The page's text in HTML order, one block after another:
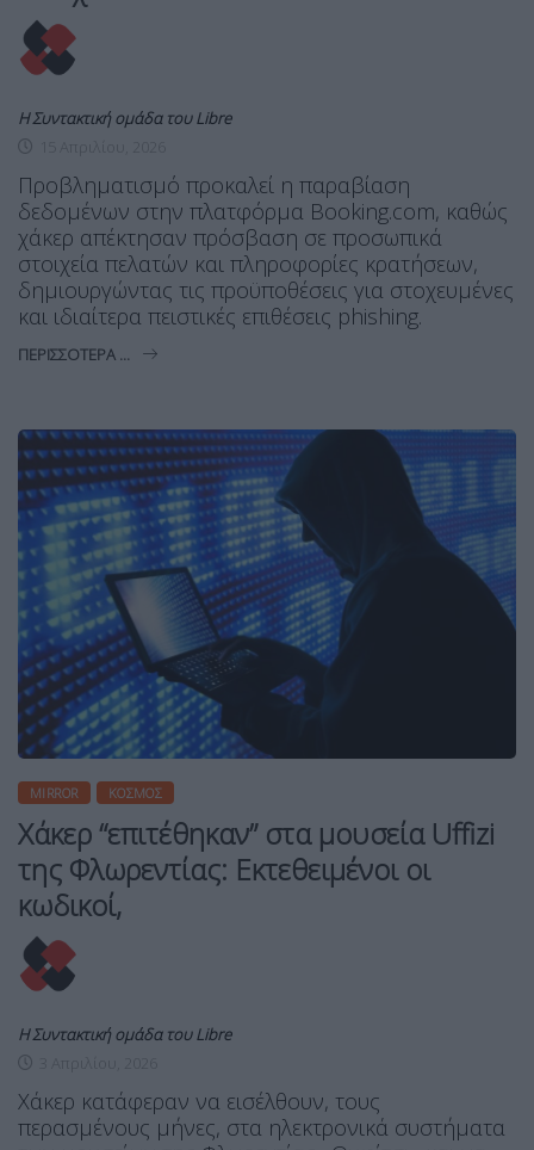
Η Συντακτική ομάδα του Libre
Προβληματισμό προκαλεί η παραβίαση
δεδομένων στην πλατφόρμα Booking.com, καθώς
χάκερ απέκτησαν πρόσβαση σε προσωπικά
στοιχεία πελατών και πληροφορίες κρατήσεων,
δημιουργώντας τις προϋποθέσεις για στοχευμένες
και ιδιαίτερα πειστικές επιθέσεις phishing.
ΠΕΡΙΣΣΌΤΕΡΑ ...
MIRROR ΚΌΣΜΟΣ
Χάκερ “επιτέθηκαν” στα μουσεία Uffizi
της Φλωρεντίας: Εκτεθειμένοι οι
κωδικοί,
Η Συντακτική ομάδα του Libre
Χάκερ κατάφεραν να εισέλθουν, τους
περασμένους μήνες, στα ηλεκτρονικά συστήματα